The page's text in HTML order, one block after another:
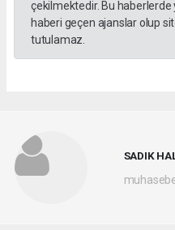
çekilmektedir. Bu
haberi geçen ajanslar olup
tutulamaz.
SADIK